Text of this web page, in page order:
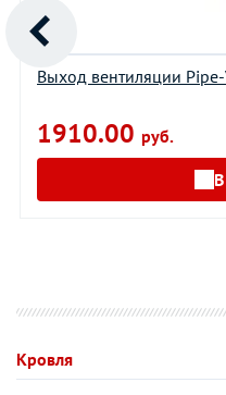
Выход вентиляции
1910.00 руб.
Кровля